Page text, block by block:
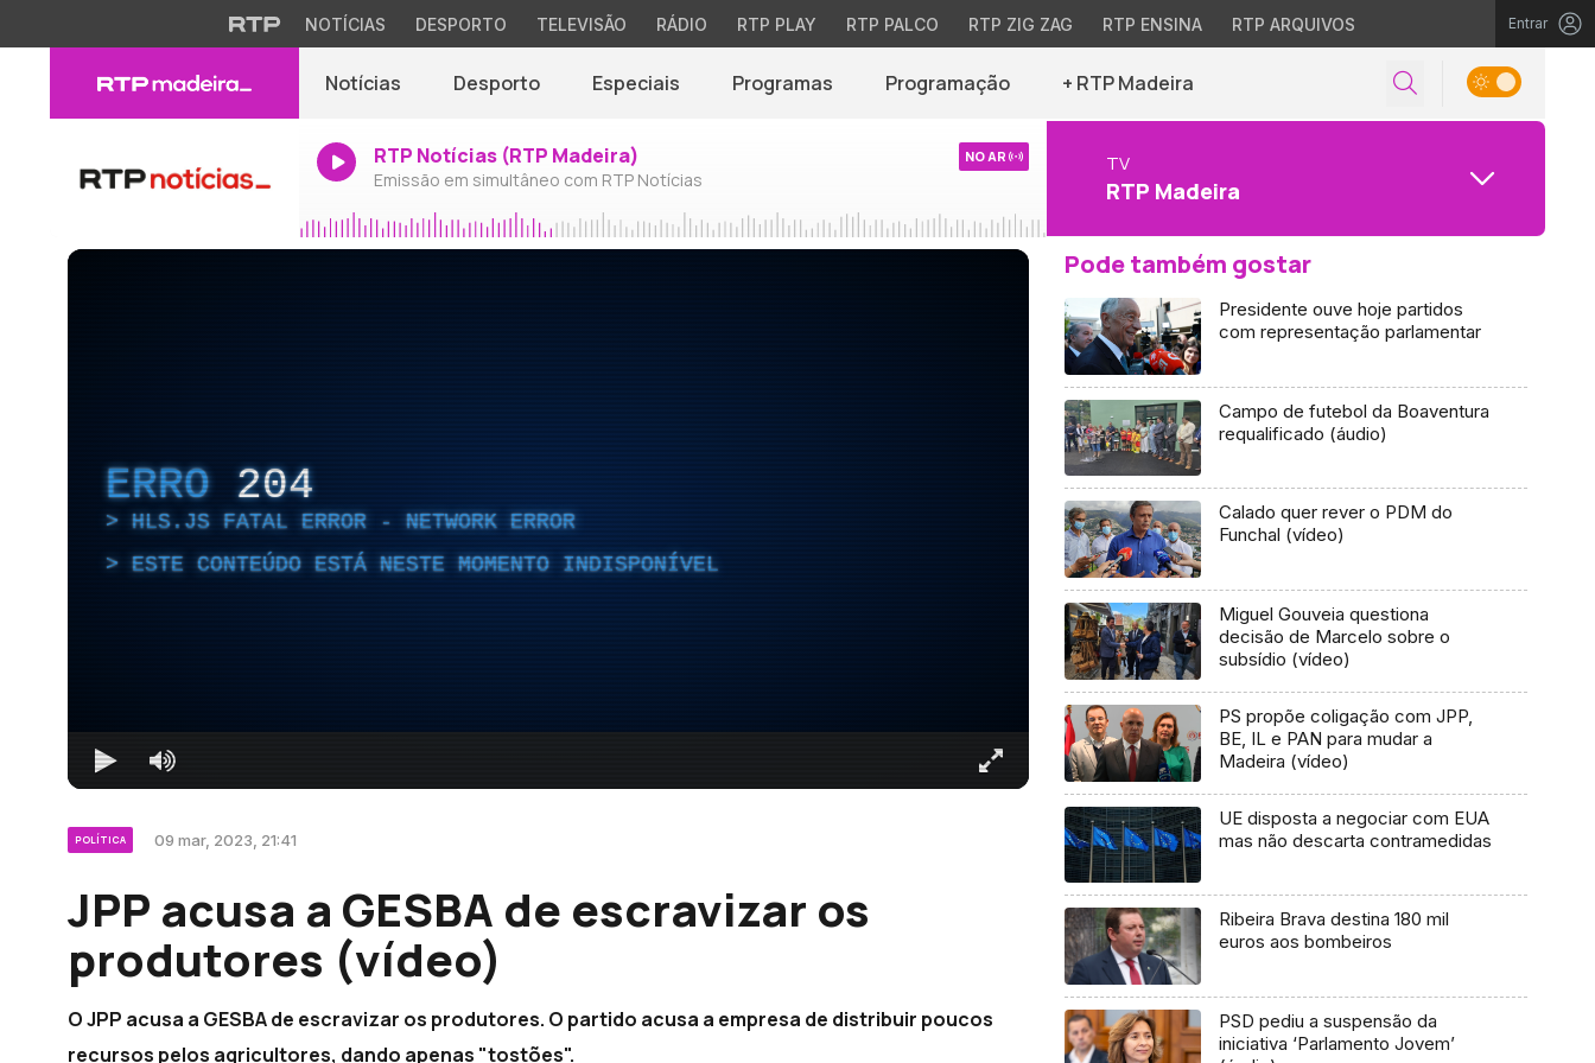
NOTÍCIAS DESPORTO TELEVISÃO RÁDIO RTP PLAY RTP PALCO RTP ZIG ZAG RTP ENSINA RTP ARQUIVOS Entrar
Notícias Desporto Especiais Programas Programação + RTP Madeira
RTP Notícias (RTP Madeira)
Emissão em simultâneo com RTP Notícias
NO AR TV
RTP Madeira
ERRO 204
HLS.JS FATAL ERROR - NETWORK ERROR
ESTE CONTEÚDO ESTÁ NESTE MOMENTO INDISPONÍVEL
POLÍTICA 09 mar, 2023, 21:41
JPP acusa a GESBA de escravizar os
produtores (vídeo)
O JPP acusa a GESBA de escravizar os produtores. O partido acusa a empresa de distribuir poucos
recursos pelos agricultores, dando apenas "tostões".
Pode também gostar
Presidente ouve hoje partidos
com representação parlamentar
Campo de futebol da Boaventura
requalificado (áudio)
Calado quer rever o PDM do
Funchal (vídeo)
Miguel Gouveia questiona
decisão de Marcelo sobre o
subsídio (vídeo)
PS propõe coligação com JPP,
BE, IL e PAN para mudar a
Madeira (vídeo)
UE disposta a negociar com EUA
mas não descarta contramedidas
Ribeira Brava destina 180 mil
euros aos bombeiros
PSD pediu a suspensão da
iniciativa ‘Parlamento Jovem’